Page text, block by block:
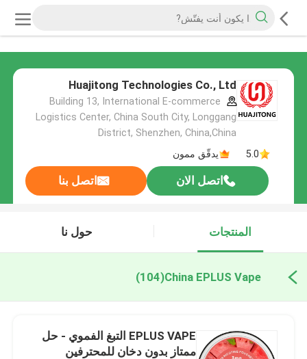
Huajitong Technologies Co., Ltd
Building 13, International E-commerce
Logistics Center, China South City, Longgang
District, Shenzhen, China,China
5.0
يدقّق ممون
اتصل الان اتصل بنا
المنتجات حول نا
China EPLUS Vape
(104)
EPLUS VAPE التبغ الفموي - حل
ممتاز بدون دخان للمحترفين